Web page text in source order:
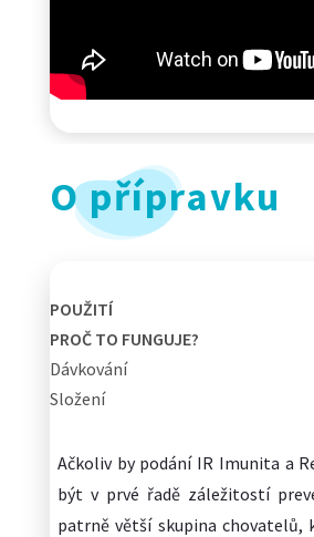
O přípravku
POUŽITÍ
PROČ TO FUNGUJE?
Dávkování
Složení
Ačkoliv by podání IR Imunita a
být v prvé řadě záležitostí
patrně větší skupina chovatelů,